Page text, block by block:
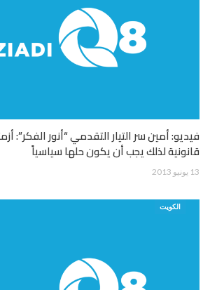
فيديو: أمين سر التيار التقدمي “أنور الفكر”:
قانونية لذلك يجب أن يكون حلها سياسياً
13 يونيو 2013
الكويت